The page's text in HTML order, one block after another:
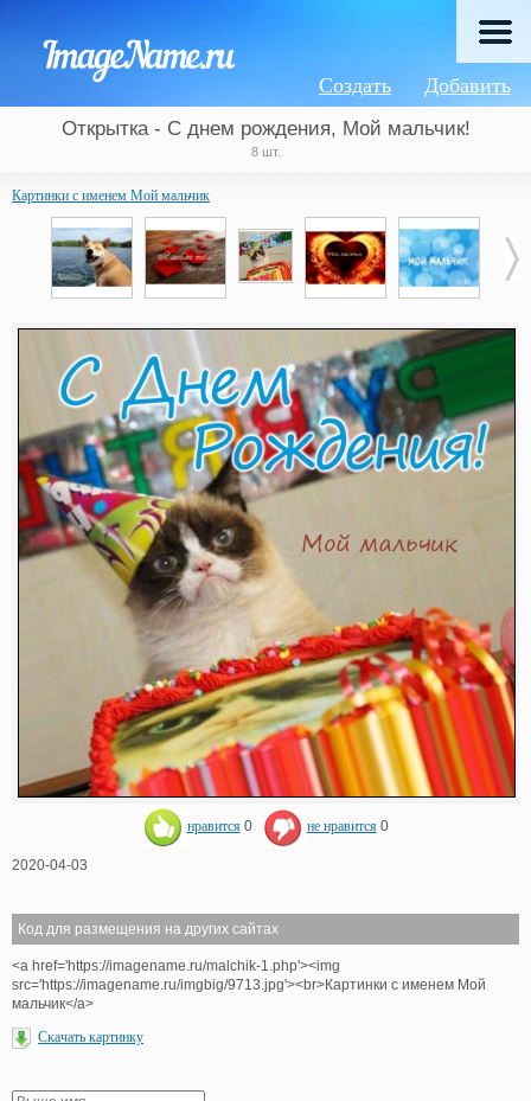
Добавить
Создать
Открытка - С днем рождения, Мой мальчик!
8 шт.
Картинки с именем Мой мальчик
нравится 0 не нравится 0
2020-04-03
Код для размещения на других сайтах
<a href='https://imagename.ru/malchik-1.php'><img
src='https://imagename.ru/imgbig/9713.jpg'><br>Картинки с именем Мой
мальчик</a>
Скачать картинку